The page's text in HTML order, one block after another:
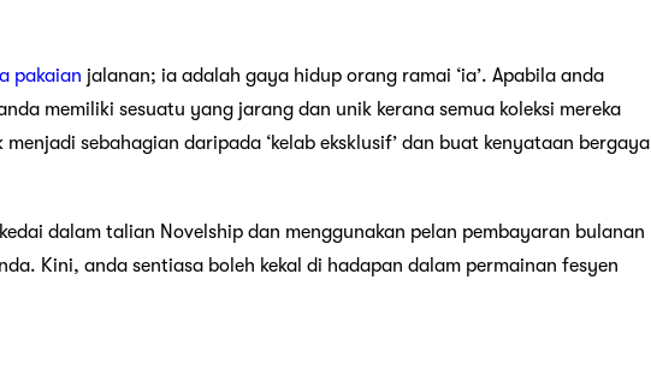
pakaian jalanan; ia adalah gaya hidup orang ramai ‘ia’. Apabila anda
memiliki sesuatu yang jarang dan unik kerana semua koleksi mereka
sebahagian daripada ‘kelab eksklusif’ dan buat kenyataan bergaya
dalam talian Novelship dan menggunakan pelan pembayaran bulanan
Kini, anda sentiasa boleh kekal di hadapan dalam permainan fesyen